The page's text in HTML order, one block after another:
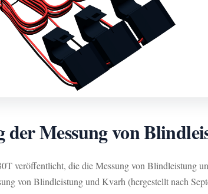
Messung von
veröffentlicht, die die Messung von Blindleistung
von Blindleistung und Kvarh (hergestellt nach